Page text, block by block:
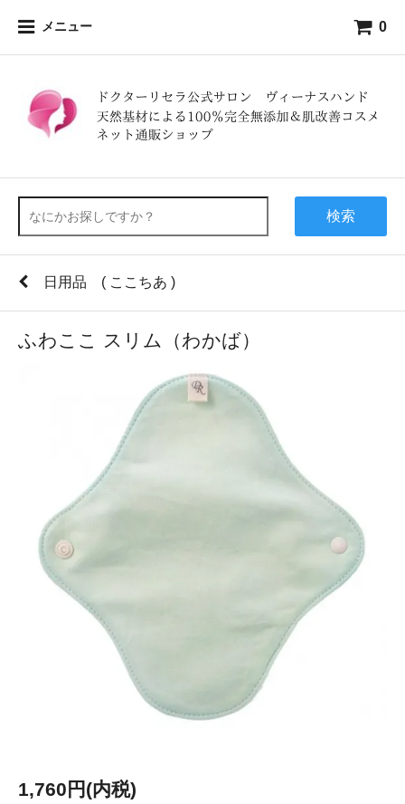
メニュー 0
検索
日用品 ( ここちあ )
ふわここ スリム（わかば）
1,760円(内税)